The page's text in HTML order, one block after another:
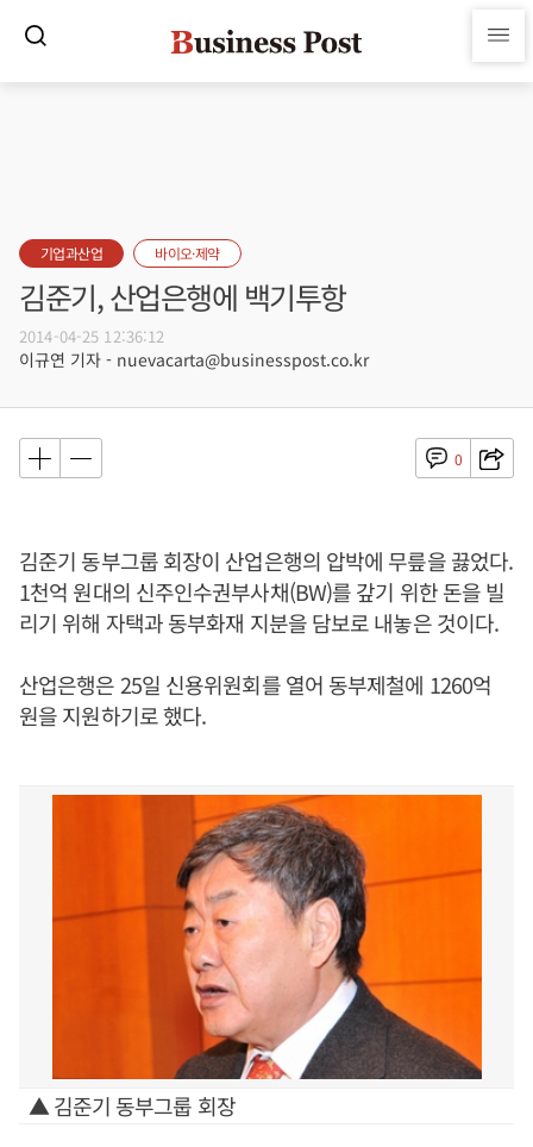
기업과산업 바이오·제약
김준기, 산업은행에 백기투항
2014-04-25 12:36:12
이규연 기자 - nuevacarta@businesspost.co.kr
0
김준기 동부그룹 회장이 산업은행의 압박에 무릎을 끓었다.
1천억 원대의 신주인수권부사채(BW)를 갚기 위한 돈을 빌
리기 위해 자택과 동부화재 지분을 담보로 내놓은 것이다.
산업은행은 25일 신용위원회를 열어 동부제철에 1260억
원을 지원하기로 했다.
▲ 김준기 동부그룹 회장